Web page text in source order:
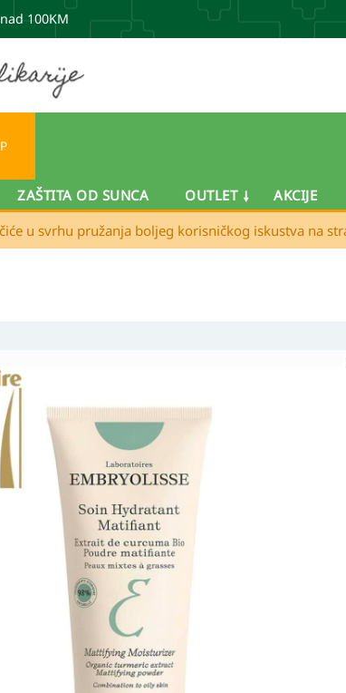
100KM
ZAŠTITA OD SUNCA OUTLET AKCIJE
u svrhu pružanja boljeg korisničkog iskustva na